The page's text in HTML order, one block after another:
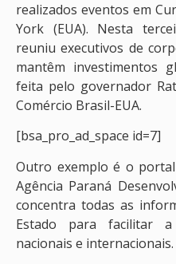
realizados eventos em
York (EUA). Nesta
reuniu executivos de
mantêm investimentos
feita pelo governador
Comércio Brasil-EUA.
[bsa_pro_ad_space id=7]
Outro exemplo é o
Agência Paraná
concentra todas as
Estado para facilitar
nacionais e internacionais.